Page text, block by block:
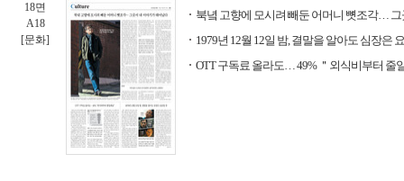
18면
A18
[문화]
북녘 고향에 모시려 빼둔 어머니 뼛조각…
1979년 12월 12일 밤, 결말을 알아도 심장은
OTT 구독료 올라도… 49% ＂외식비부터 줄